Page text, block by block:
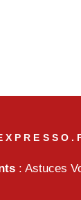
: Astuces